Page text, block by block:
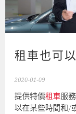
租車也可
2020-01-09
提供特價租車服
以在某些時間和/